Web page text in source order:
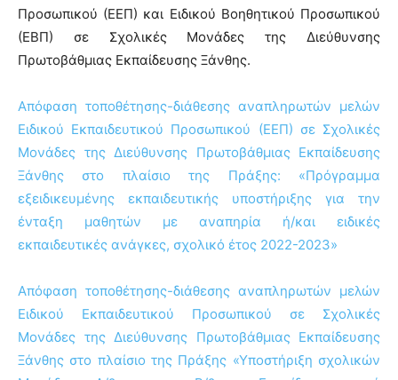
Προσωπικού (ΕΕΠ) και Ειδικού Βοηθητικού Προσωπικού
(ΕΒΠ) σε Σχολικές Μονάδες της Διεύθυνσης
Πρωτοβάθμιας Εκπαίδευσης Ξάνθης.
Απόφαση τοποθέτησης-διάθεσης αναπληρωτών μελών
Ειδικού Εκπαιδευτικού Προσωπικού (ΕΕΠ) σε Σχολικές
Μονάδες της Διεύθυνσης Πρωτοβάθμιας Εκπαίδευσης
Ξάνθης στο πλαίσιο της Πράξης: «Πρόγραμμα
εξειδικευμένης εκπαιδευτικής υποστήριξης για την
ένταξη μαθητών με αναπηρία ή/και ειδικές
εκπαιδευτικές ανάγκες, σχολικό έτος 2022-2023»
Απόφαση τοποθέτησης-διάθεσης αναπληρωτών μελών
Ειδικού Εκπαιδευτικού Προσωπικού σε Σχολικές
Μονάδες της Διεύθυνσης Πρωτοβάθμιας Εκπαίδευσης
Ξάνθης στο πλαίσιο της Πράξης «Υποστήριξη σχολικών